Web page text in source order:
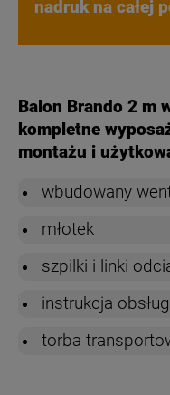
nadruk na całej
Balon Brando 2 m
kompletne
montażu i
wbudowany
młotek
szpilki i linki
instrukcja
torba